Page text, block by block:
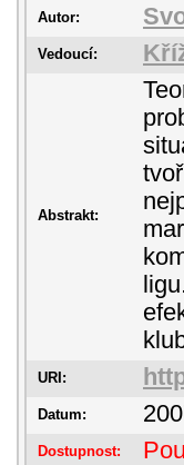
Autor:
Vedoucí:
Abstrakt:
URI:
Datum:
Dostupnost: